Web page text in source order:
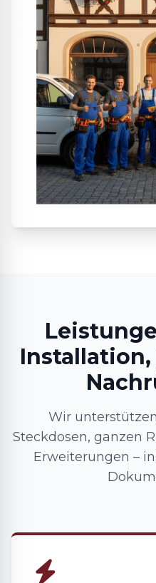
Wir
Steckdosen, ganzen
Erweiterungen –